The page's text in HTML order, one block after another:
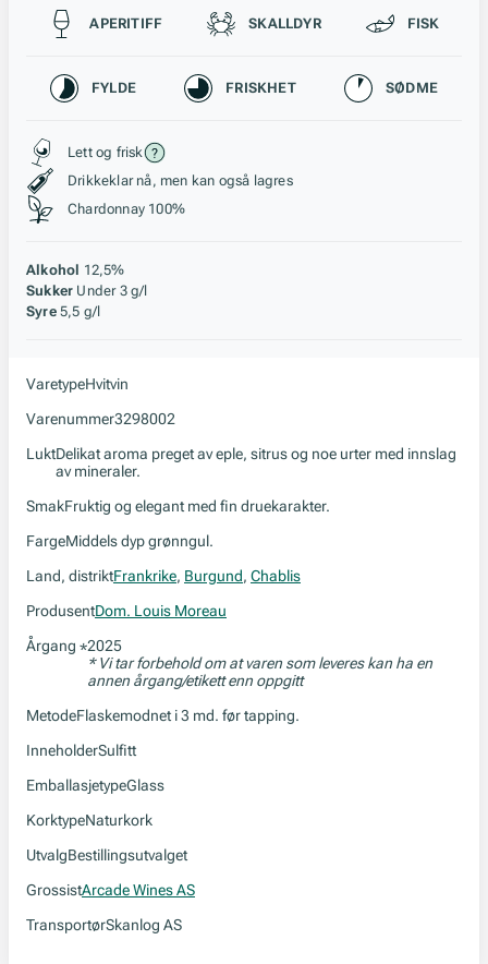
Passer til
APERITIFF SKALLDYR FISK
Karakteristikk
FYLDE FRISKHET SØDME
Stil, lagring og råstoff
Lett og frisk
Drikkeklar nå, men kan også lagres
Chardonnay 100%
Alkohol 12,5%
Sukker Under 3 g/l
Syre 5,5 g/l
VaretypeHvitvin
Varenummer3298002
LuktDelikat aroma preget av eple, sitrus og noe urter med innslag
av mineraler.
SmakFruktig og elegant med fin druekarakter.
FargeMiddels dyp grønngul.
Land, distriktFrankrike, Burgund, Chablis
ProdusentDom. Louis Moreau
Årgang *2025
* Vi tar forbehold om at varen som leveres kan ha en
annen årgang/etikett enn oppgitt
MetodeFlaskemodnet i 3 md. før tapping.
InneholderSulfitt
EmballasjetypeGlass
KorktypeNaturkork
UtvalgBestillingsutvalget
GrossistArcade Wines AS
TransportørSkanlog AS